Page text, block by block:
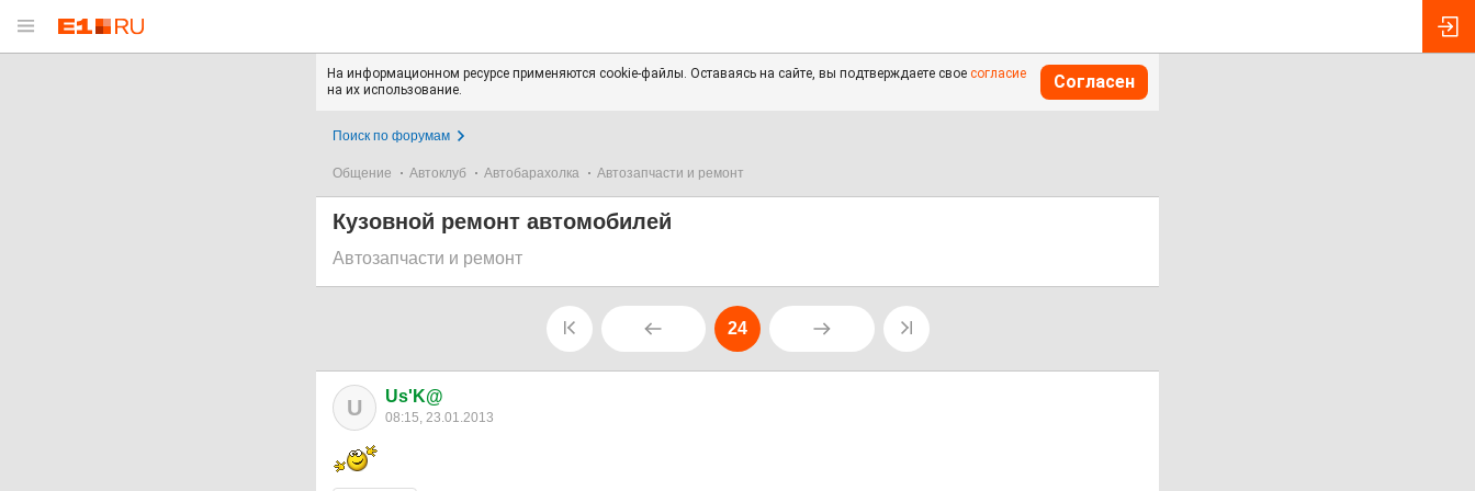
На информационном ресурсе применяются cookie-файлы. Оставаясь на сайте, вы подтверждаете свое согласие
на их использование.
Согласен
Поиск по форумам
Общение Автоклуб Автобарахолка Автозапчасти и ремонт
Кузовной ремонт автомобилей
Автозапчасти и ремонт
24
U Us'K@
08:15, 23.01.2013